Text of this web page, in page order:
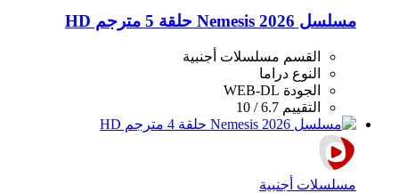
مسلسل Nemesis 2026 حلقة 5 مترجم HD
القسم مسلسلات أجنبية
النوع دراما
الجودة WEB-DL
التقييم 6.7 / 10
مسلسلات أجنبية